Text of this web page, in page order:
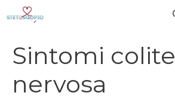
Sintomi colite
nervosa